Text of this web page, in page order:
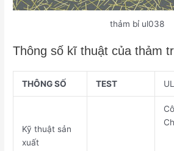
thảm bỉ ul038
Thông số kĩ thuật của thảm
THÔNG SỐ TEST
Kỹ thuật sản
xuất